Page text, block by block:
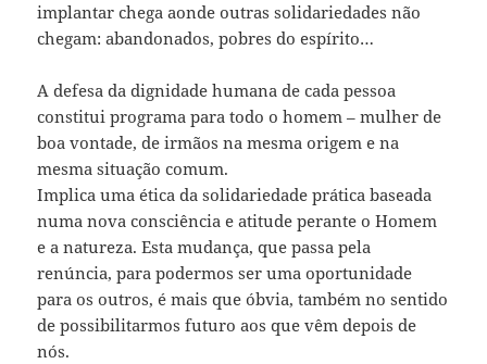
implantar chega aonde outras solidariedades não
chegam: abandonados, pobres do espírito…
A defesa da dignidade humana de cada pessoa
constitui programa para todo o homem – mulher de
boa vontade, de irmãos na mesma origem e na
mesma situação comum.
Implica uma ética da solidariedade prática baseada
numa nova consciência e atitude perante o Homem
e a natureza. Esta mudança, que passa pela
renúncia, para podermos ser uma oportunidade
para os outros, é mais que óbvia, também no sentido
de possibilitarmos futuro aos que vêm depois de
nós.